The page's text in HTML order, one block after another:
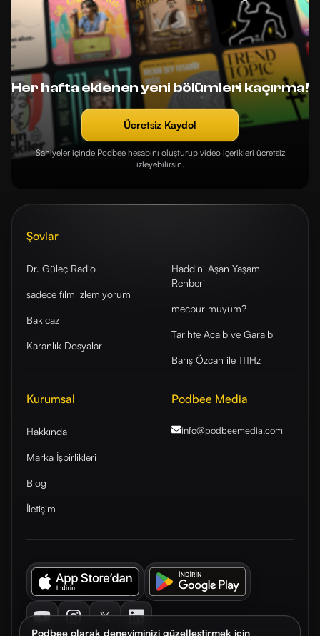
Podbee olarak deneyiminizi güzelleştirmek için
Her hafta eklenen yeni bölümleri kaçırma!
Ücretsiz Kaydol
Saniyeler içinde Podbee hesabını oluşturup video içerikleri ücretsiz
izleyebilirsin.
Şovlar
Dr. Güleç Radio
sadece film izlemiyorum
Bakıcaz
Karanlık Dosyalar
Haddini Aşan Yaşam
Rehberi
mecbur muyum?
Tarihte Acaib ve Garaib
Barış Özcan ile 111Hz
Kurumsal
Hakkında
Marka İşbirlikleri
Blog
İletişim
Podbee Media
info@podbeemedia.com